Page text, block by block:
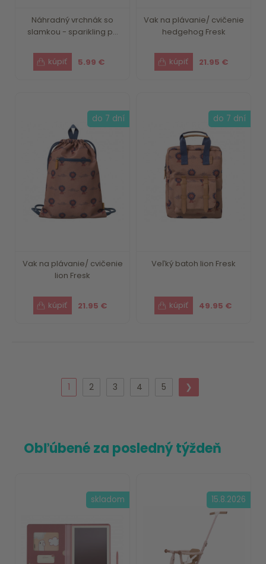
Náhradný vrchnák so
slamkou - sparikling p...
5.99 €
Vak na plávanie/ cvičenie
hedgehog Fresk
21.95 €
Vak na plávanie/ cvičenie
lion Fresk
21.95 €
do 7 dní
Veľký batoh lion Fresk
49.95 €
do 7 dní
1 2 3 4 5 ❯
Obľúbené za posledný týždeň
skladom 15.8.2026